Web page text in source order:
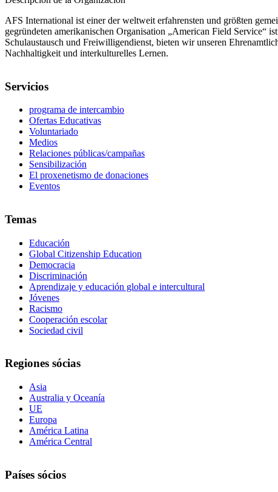
AFS International ist einer der weltweit erfahrensten und größten
gegründeten amerikanischen Organisation „American Field Service“
Schulaustausch und Freiwilligendienst, bieten wir unseren
Nachhaltigkeit und interkulturelles Lernen.
Servicios
programa de intercambio
Ofertas Educativas
Voluntariado
Medios
Relaciones públicas/campañas
Sensibilización
El proxenetismo de donaciones
Eventos
Temas
Educación
Global Citizenship Education
Democracia
Discriminación
Aprendizaje y educación global e intercultural
Jóvenes
Racismo
Cooperación escolar
Sociedad civil
Regiones sócias
Asia
Australia y Oceanía
UE
Europa
América Latina
América Central
Países sócios